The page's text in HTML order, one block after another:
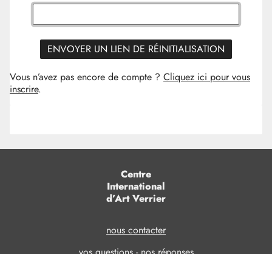
ENVOYER UN LIEN DE RÉINITIALISATION
Vous n’avez pas encore de compte ? Cliquez ici pour vous
inscrire.
Centre
International
d’Art Verrier
nous contacter